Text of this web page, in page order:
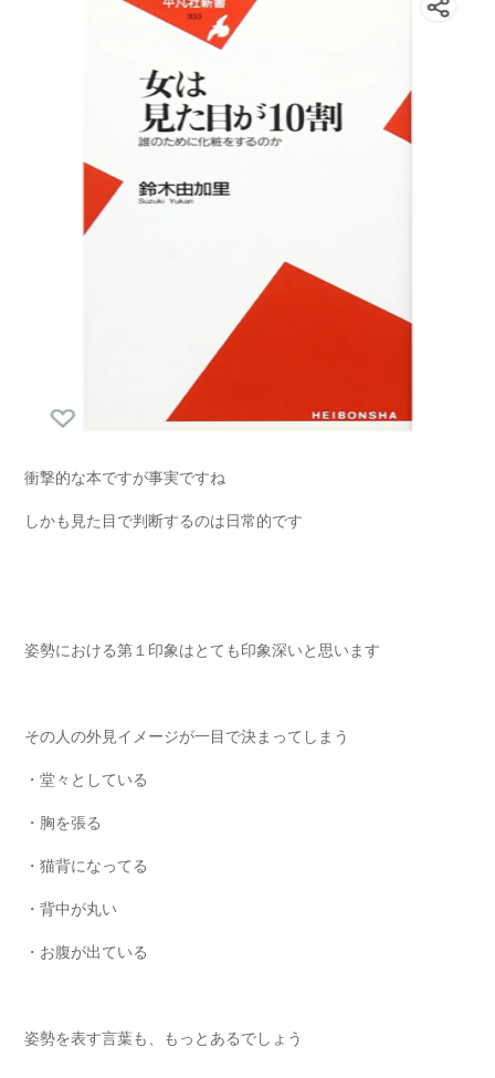
衝撃的な本ですが事実ですね
しかも見た目で判断するのは日常的です
姿勢における第１印象はとても印象深いと思います
その人の外見イメージが一目で決まってしまう
・堂々としている
・胸を張る
・猫背になってる
・背中が丸い
・お腹が出ている
姿勢を表す言葉も、もっとあるでしょう